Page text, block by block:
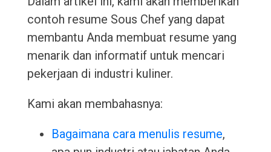
contoh resume Sous Chef yang dapat
membantu Anda membuat resume yang
menarik dan informatif untuk mencari
pekerjaan di industri kuliner.
Kami akan membahasnya:
Bagaimana cara menulis resume,